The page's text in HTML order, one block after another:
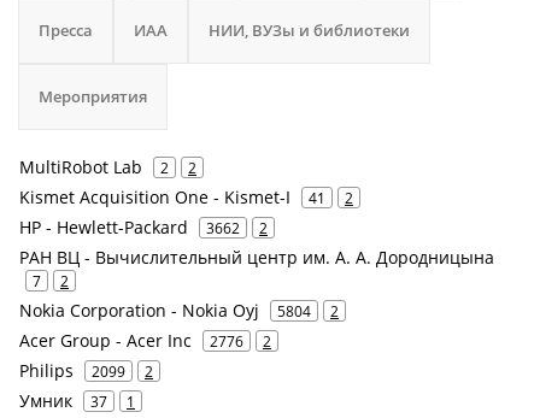
Пресса ИАА НИИ, ВУЗы и библиотеки
Мероприятия
MultiRobot Lab 2 2
Kismet Acquisition One - Kismet-I 41 2
HP - Hewlett-Packard 3662 2
РАН ВЦ - Вычислительный центр им. А. А. Дородницына
7 2
Nokia Corporation - Nokia Oyj 5804 2
Acer Group - Acer Inc 2776 2
Philips 2099 2
Умник 37 1